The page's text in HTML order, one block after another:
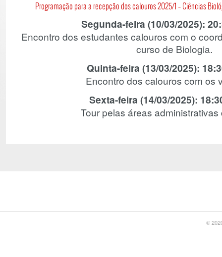
Programação para a recepção dos calouros 2025/1 – Ciências
Segunda-feira (10/03/2025):
Encontro dos estudantes calouros com o
curso de Biologia.
Quinta-feira (13/03/2025):
Encontro dos calouros com os
Sexta-feira (14/03/2025):
Tour pelas áreas
©